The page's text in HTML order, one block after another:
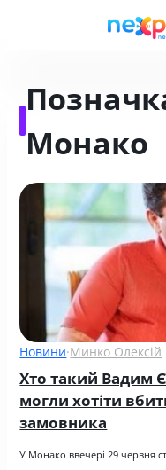
Монако
Новини·Минко Олексій
Хто такий Вадим
могли хотіти
замовника
У Монако ввечері 29 червня